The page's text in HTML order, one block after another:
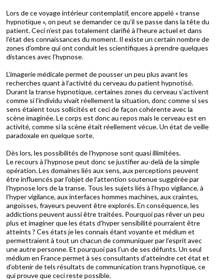
Lors de ce voyage intérieur contemplatif, encore appelé « transe
hypnotique », on peut se demander ce qu’il se passe dans la tête du
patient. Ceci n’est pas totalement clarifié à l’heure actuel et dans
l’état des connaissances du moment. Il existe un certain nombre de
zones d’ombre qui ont conduit les scientifiques à prendre quelques
distances avec l’hypnose.
L’imagerie médicale permet de pousser un peu plus avant les
recherches quant à l’activité du cerveau du patient hypnotisé.
Durant la transe hypnotique, certaines zones du cerveau s’activent
comme si l’individu vivait réellement la situation, donc comme si ses
sens étaient tous sollicités et ceci de façon cohérente avec la
scène imaginée. Le corps est donc au repos mais le cerveau est en
activité, comme si la scène était réellement vécue. Un état de veille
paradoxale en quelque sorte.
Dès lors, les possibilités de l’hypnose sont quasi illimitées.
Le recours à l’hypnose peut donc se justifier au-delà de la simple
opération. Les domaines liés aux sens, aux perceptions peuvent
être influencés par l’objet de l’attention soutenue suggérée par
l’hypnose lors de la transe. Tous les sujets liés à l’hypo vigilance, à
l’hyper vigilance, aux interfaces hommes machines, aux craintes,
angoisses, frayeurs peuvent être explorés. En conséquence, les
addictions peuvent aussi être traitées. Pourquoi pas rêver un peu
plus et imaginer que les états d’hyper sensibilité pourraient être
atteints ? Ces états je les connais étant voyante et médium et
permettraient à tout un chacun de communiquer par l’esprit avec
une autre personne. Et pourquoi pas l’un de ses défunts. Un seul
médium en France permet à ses consultants d’atteindre cet état et
d’obtenir de tels résultats de communication trans hypnotique, ce
qui prouve que ceci reste possible.